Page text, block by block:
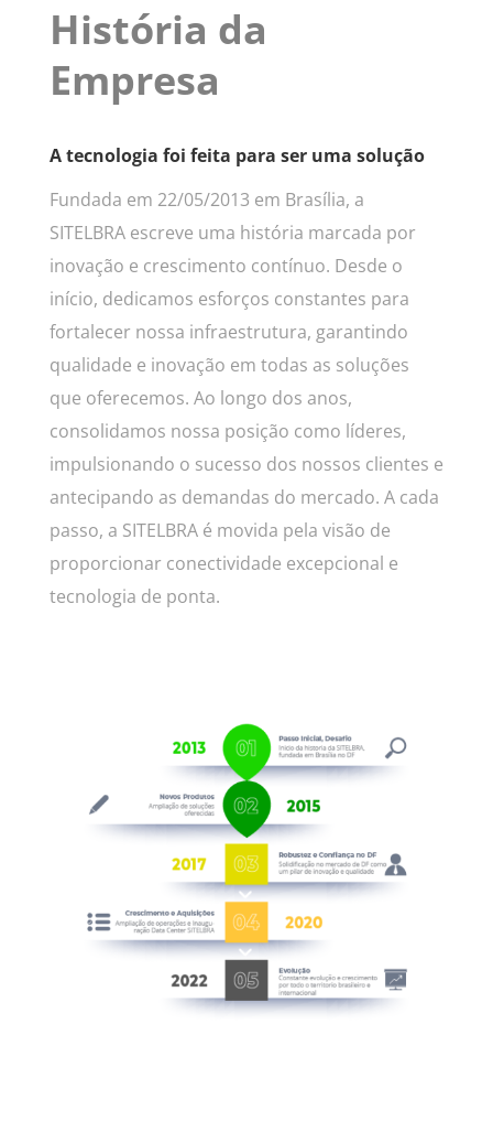
História da
Empresa
A tecnologia foi feita para ser uma solução
Fundada em 22/05/2013 em Brasília, a
SITELBRA escreve uma história marcada por
inovação e crescimento contínuo. Desde o
início, dedicamos esforços constantes para
fortalecer nossa infraestrutura, garantindo
qualidade e inovação em todas as soluções
que oferecemos. Ao longo dos anos,
consolidamos nossa posição como líderes,
impulsionando o sucesso dos nossos clientes e
antecipando as demandas do mercado. A cada
passo, a SITELBRA é movida pela visão de
proporcionar conectividade excepcional e
tecnologia de ponta.